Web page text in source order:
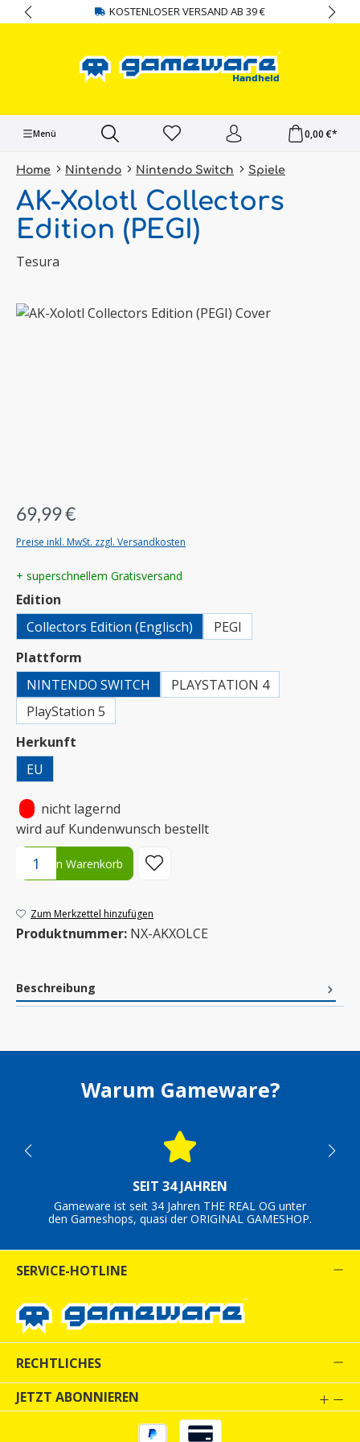
springen KOSTENLOSER VERSAND AB 39 €
Menü 0,00 €*
Home Nintendo Nintendo Switch Spiele
AK-Xolotl Collectors
Edition (PEGI)
Tesura
Bildergalerie überspringen
69,99 €
Preise inkl. MwSt. zzgl. Versandkosten
+ superschnellem Gratisversand
Edition
Collectors Edition (Englisch)
PEGI
Plattform
NINTENDO SWITCH
PLAYSTATION 4
PlayStation 5
Herkunft
EU
nicht lagernd
wird auf Kundenwunsch bestellt
Produkt Anzahl: Gib den gewünschten Wert ein oder benutze
In den Warenkorb
Zum Merkzettel hinzufügen
Produktnummer: NX-AKXOLCE
Beschreibung
Warum Gameware?
SEIT 34 JAHREN
Gameware ist seit 34 Jahren THE REAL OG unter
den Gameshops, quasi der ORIGINAL GAMESHOP.
SERVICE-HOTLINE
RECHTLICHES
JETZT ABONNIEREN